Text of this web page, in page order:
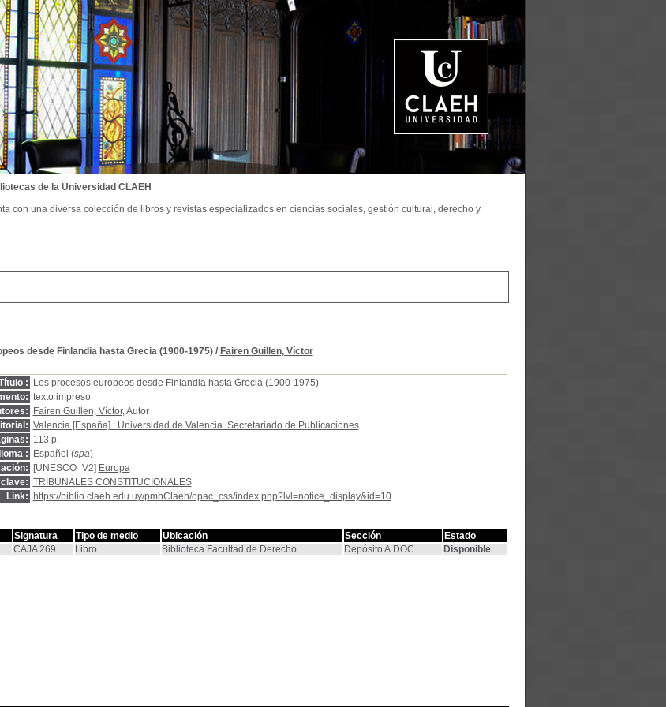
desde Finlandia hasta Grecia (1900-1975)/ Fairen Guillen, Víctor
:
Los procesos europeos desde Finlandia hasta Grecia (1900-1975)
texto impreso
Fairen Guillen, Víctor, Autor
Valencia [España] : Universidad de Valencia. Secretariado de Publicaciones
113 p.
:
Español (spa)
[UNESCO_V2] Europa
TRIBUNALES CONSTITUCIONALES
Link:
https://biblio.claeh.edu.uy/pmbClaeh/opac_css/index.php?lvl=notice_display&id=10
Signatura Tipo de medio Ubicación Sección
Estado
CAJA 269 Libro Biblioteca Facultad de Derecho Depósito A.DOC. Disponible
de la Universidad CLAEH
con una diversa colección de libros y revistas especializados en ciencias sociales, gestión cultural, derecho y